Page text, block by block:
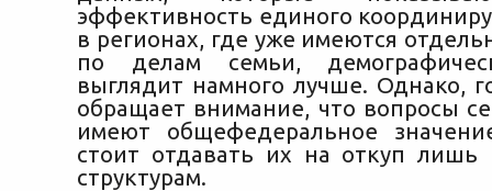
эффективность единого
в регионах, где уже имеются
по делам семьи,
выглядит намного лучше. Однако,
обращает внимание, что вопросы
имеют общефедеральное
стоит отдавать их на откуп лишь
структурам.